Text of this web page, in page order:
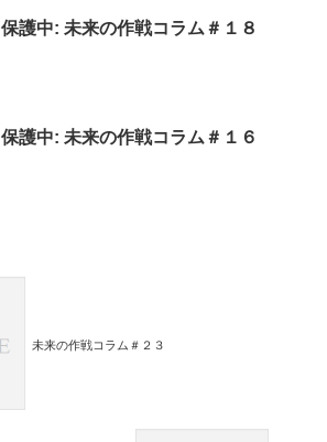
保護中: 未来の作戦コラム＃１８
保護中: 未来の作戦コラム＃１６
未来の作戦コラム＃２３